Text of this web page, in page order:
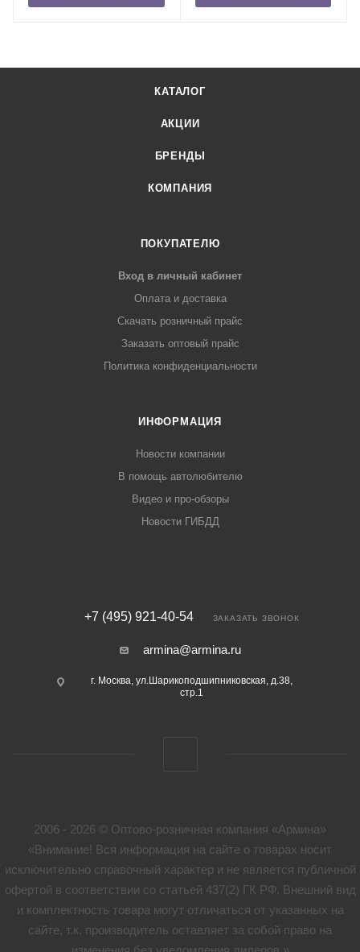
КАТАЛОГ
АКЦИИ
БРЕНДЫ
КОМПАНИЯ
ПОКУПАТЕЛЮ
Вход в личный кабинет
Оплата и доставка
Скачать розничный прайс
Заказать оптовый прайс
Политика конфиденциальности
ИНФОРМАЦИЯ
Новости компании
В помощь автолюбителю
Видео и про-обзоры
Новости ГИБДД
+7 (495) 921-40-54 ЗАКАЗАТЬ ЗВОНОК
armina@armina.ru
г. Москва, ул.Шарикоподшипниковская, д.38,
стр.1
2006 - 2026 © Оптово-розничная компания «Армина»
«Внимание! Вся информация на сайте о товарах носит
исключительно справочный характер и не является публичной
офертой в соответствии со статьей 437(2) ГК РФ. Внешний вид
и комплектность товара могут отличаться от указанных на
сайте, т.к. производитель оставляет за собой право на